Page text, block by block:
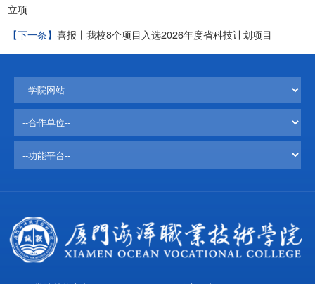
立项
【下一条】喜报丨我校8个项目入选2026年度省科技计划项目